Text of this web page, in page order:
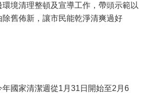
境清理整頓及宣導工作，帶頭示範以
舊佈新，讓市民能乾淨清爽過好
國家清潔週從1月31日開始至2月6